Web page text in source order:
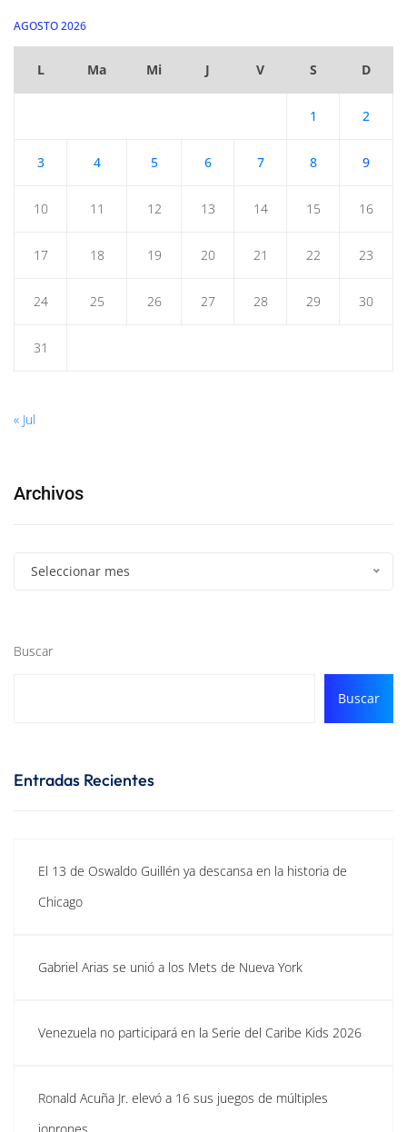
AGOSTO 2026
L Ma Mi J V S D
1 2
3 4 5 6 7 8 9
10 11 12 13 14 15 16
17 18 19 20 21 22 23
24 25 26 27 28 29 30
31
« Jul
Archivos
Seleccionar mes
Buscar
Buscar
Entradas Recientes
El 13 de Oswaldo Guillén ya descansa en la historia de
Chicago
Gabriel Arias se unió a los Mets de Nueva York
Venezuela no participará en la Serie del Caribe Kids 2026
Ronald Acuña Jr. elevó a 16 sus juegos de múltiples